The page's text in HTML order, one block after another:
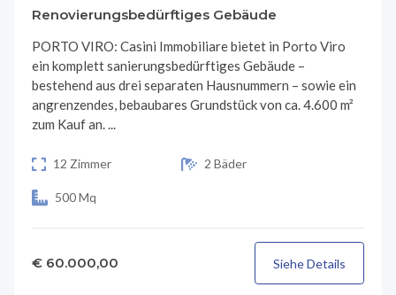
Renovierungsbedürftiges Gebäude
PORTO VIRO: Casini Immobiliare bietet in Porto Viro
ein komplett sanierungsbedürftiges Gebäude –
bestehend aus drei separaten Hausnummern – sowie ein
angrenzendes, bebaubares Grundstück von ca. 4.600 m²
zum Kauf an. ...
12 Zimmer 2 Bäder
500 Mq
€ 60.000,00 Siehe Details